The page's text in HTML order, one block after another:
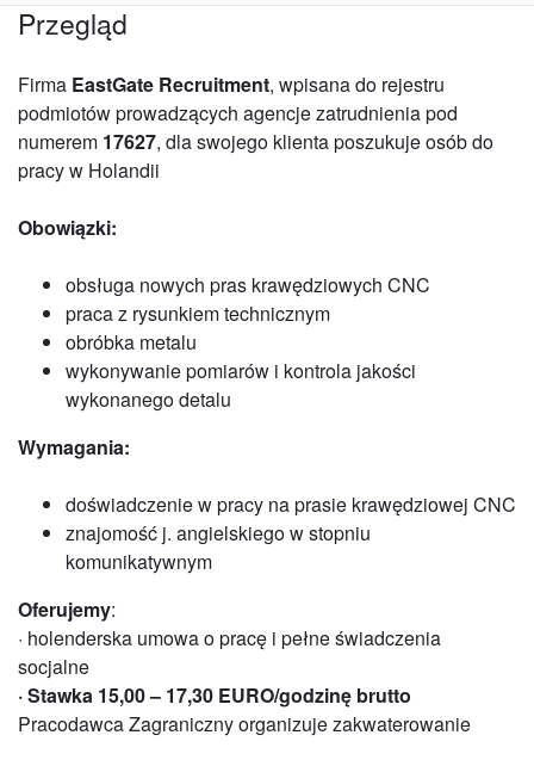
Przegląd
Firma EastGate Recruitment, wpisana do rejestru
podmiotów prowadzących agencje zatrudnienia pod
numerem 17627, dla swojego klienta poszukuje osób do
pracy w Holandii
Obowiązki:
obsługa nowych pras krawędziowych CNC
praca z rysunkiem technicznym
obróbka metalu
wykonywanie pomiarów i kontrola jakości
wykonanego detalu
Wymagania:
doświadczenie w pracy na prasie krawędziowej CNC
znajomość j. angielskiego w stopniu
komunikatywnym
Oferujemy:
· holenderska umowa o pracę i pełne świadczenia
socjalne
· Stawka 15,00 – 17,30 EURO/godzinę brutto
Pracodawca Zagraniczny organizuje zakwaterowanie